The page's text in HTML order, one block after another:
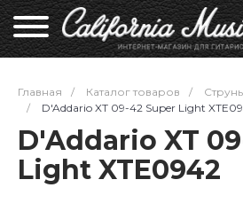
Главная / Каталог товаров /
/
D'Addario XT 09-42 Super Light
D'Addario XT
Light XTE0942